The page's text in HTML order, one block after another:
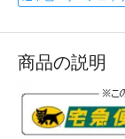
商品の説明